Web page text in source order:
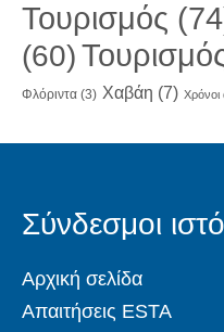
Τουρισμός
(60)
Φλόριντα (3) Χαβάη (7) Χρόνοι
Σύνδεσμοι
Αρχική σελίδα
Απαιτήσεις ESTA